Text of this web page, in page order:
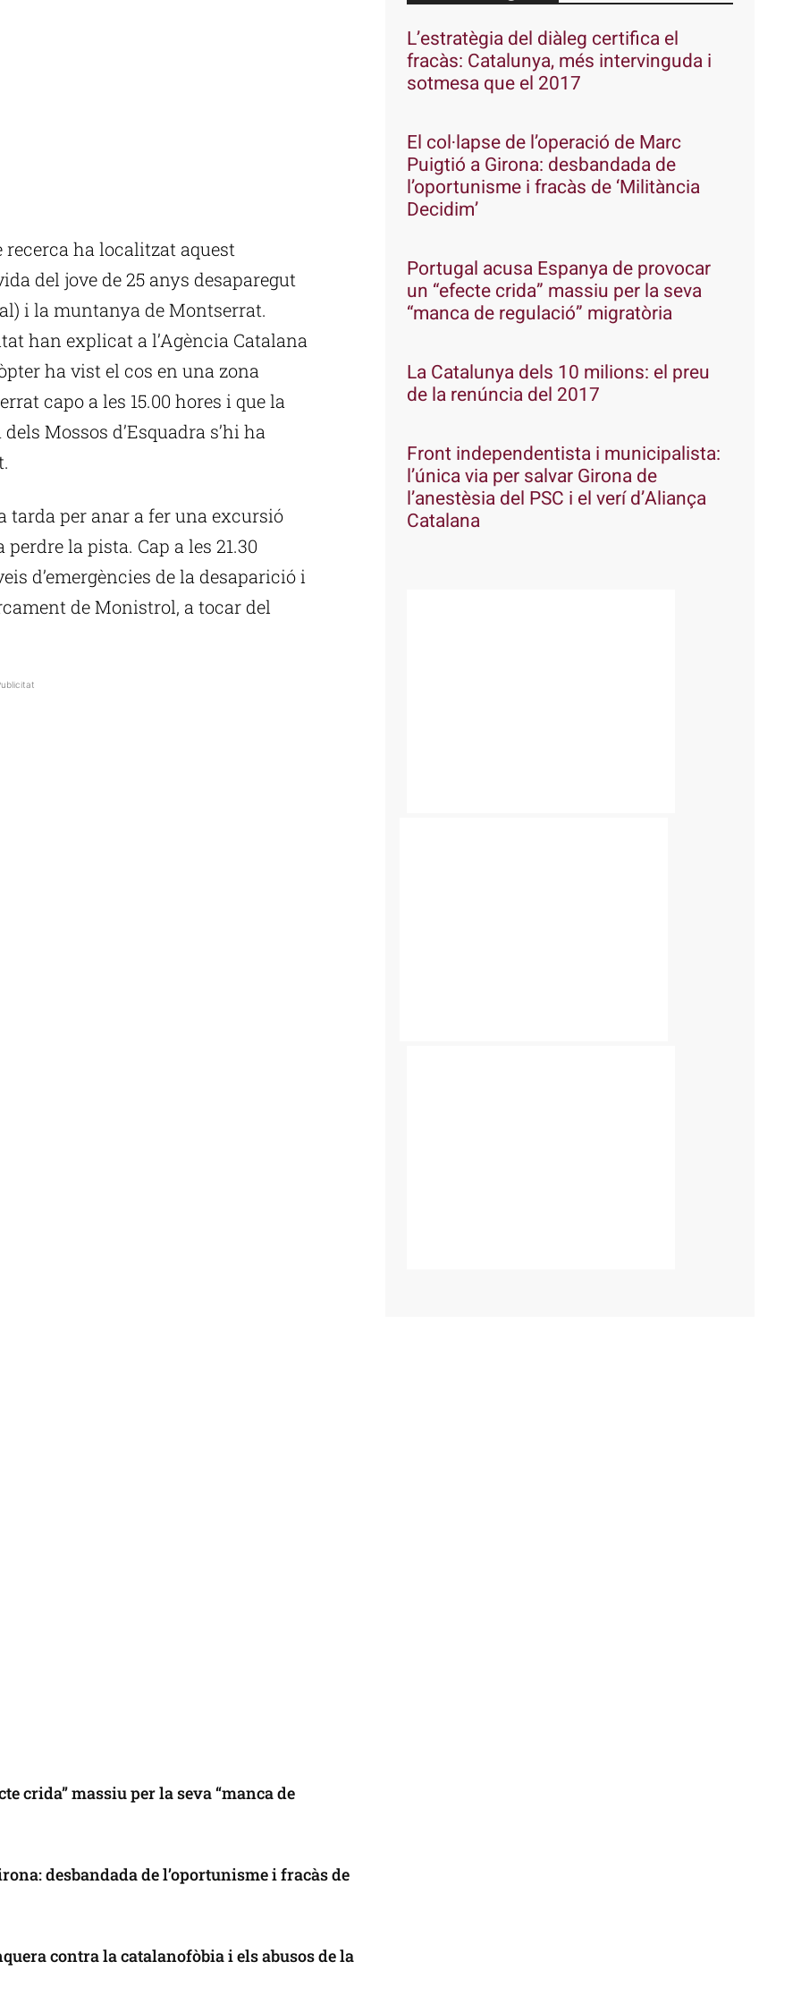
ha localitzat aquest
del jove de 25 anys desaparegut
i la muntanya de Montserrat.
han explicat a l’Agència Catalana
ha vist el cos en una zona
capo a les 15.00 hores i que la
Mossos d’Esquadra s’hi ha
tarda per anar a fer una excursió
la pista. Cap a les 21.30
d’emergències de la desaparició i
de Monistrol, a tocar del
crida” massiu per la seva “manca de
desbandada de l’oportunisme i fracàs de
contra la catalanofòbia i els abusos de la
L’estratègia del diàleg certifica el
fracàs: Catalunya, més intervinguda i
sotmesa que el 2017
El col·lapse de l’operació de Marc
Puigtió a Girona: desbandada de
l’oportunisme i fracàs de ‘Militància
Decidim’
Portugal acusa Espanya de provocar
un “efecte crida” massiu per la seva
“manca de regulació” migratòria
La Catalunya dels 10 milions: el preu
de la renúncia del 2017
Front independentista i municipalista:
l’única via per salvar Girona de
l’anestèsia del PSC i el verí d’Aliança
Catalana